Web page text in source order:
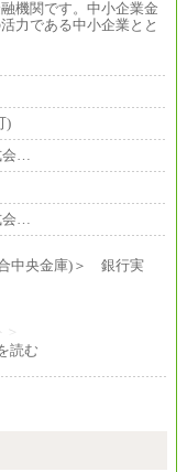
機関です。中小企業金
力である中小企業とと
)
会…
会…
中央金庫)＞ 銀行実
読む